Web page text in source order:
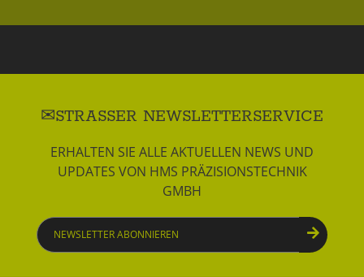
STRASSER NEWSLETTERSERVICE
ERHALTEN SIE ALLE AKTUELLEN NEWS UND
UPDATES VON HMS PRÄZISIONSTECHNIK
GMBH